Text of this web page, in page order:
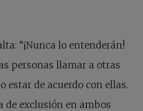
“¡Nunca lo entenderán!
personas llamar a otras
estar de acuerdo con ellas.
de exclusión en ambos